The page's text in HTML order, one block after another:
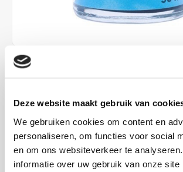
Deze website maakt gebruik van
We gebruiken cookies om content en
personaliseren, om functies voor social
en om ons websiteverkeer te
informatie over uw gebruik van onze site
€4,15
Toevoegen aan
DELEN: